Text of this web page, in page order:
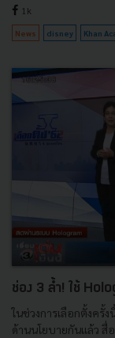
1k
News disney Khan
ช่อง 3 ล้ำ! ใช้
ในช่วงการเลือกตั้งครั้
ด้านนโยบายกันแล้ว สื่